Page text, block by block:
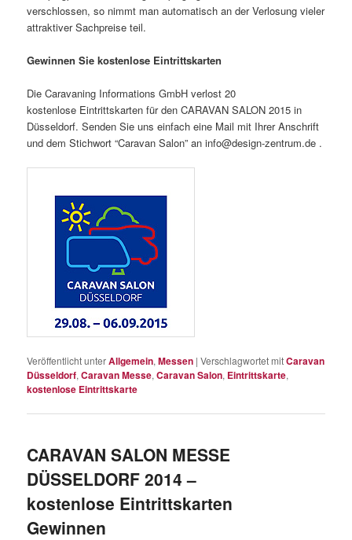
verschlossen, so nimmt man automatisch an der Verlosung vieler
attraktiver Sachpreise teil.
Gewinnen Sie kostenlose Eintrittskarten
Die Caravaning Informations GmbH verlost 20
kostenlose Eintrittskarten für den CARAVAN SALON 2015 in
Düsseldorf. Senden Sie uns einfach eine Mail mit Ihrer Anschrift
und dem Stichwort “Caravan Salon” an info@design-zentrum.de .
Veröffentlicht unterAllgemein,Messen |Verschlagwortet mitCaravan
Düsseldorf,Caravan Messe,Caravan Salon, Eintrittskarte,
kostenlose Eintrittskarte
CARAVAN SALON MESSE
DÜSSELDORF 2014 –
kostenlose Eintrittskarten
Gewinnen